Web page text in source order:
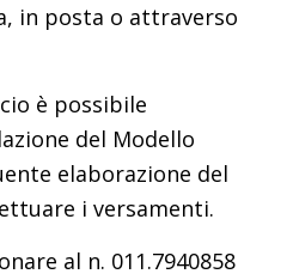
in posta o attraverso
è possibile
del Modello
elaborazione del
i versamenti.
al n. 011.7940858